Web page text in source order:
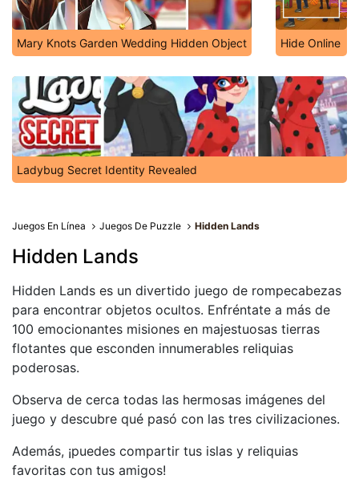
Mary Knots Garden Wedding Hidden Object Hide Online
Ladybug Secret Identity Revealed
Juegos En Línea Juegos De Puzzle Hidden Lands
Hidden Lands
Hidden Lands es un divertido juego de rompecabezas
para encontrar objetos ocultos. Enfréntate a más de
100 emocionantes misiones en majestuosas tierras
flotantes que esconden innumerables reliquias
poderosas.
Observa de cerca todas las hermosas imágenes del
juego y descubre qué pasó con las tres civilizaciones.
Además, ¡puedes compartir tus islas y reliquias
favoritas con tus amigos!